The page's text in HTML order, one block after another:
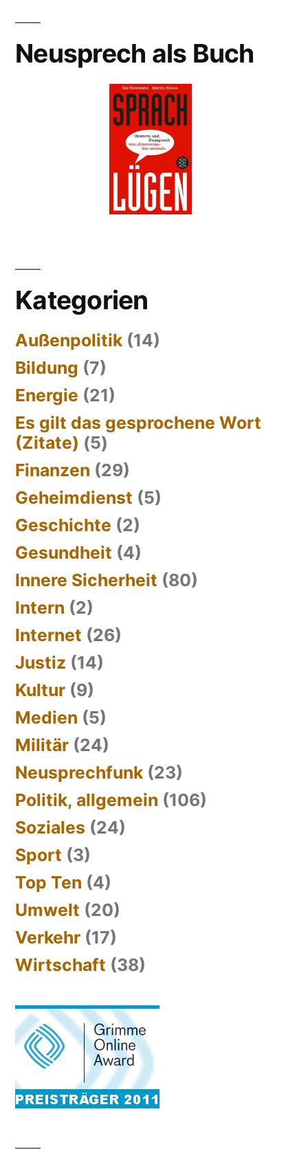
Neusprech als Buch
Kategorien
Außenpolitik (14)
Bildung (7)
Energie (21)
Es gilt das gesprochene Wort
(Zitate) (5)
Finanzen (29)
Geheimdienst (5)
Geschichte (2)
Gesundheit (4)
Innere Sicherheit (80)
Intern (2)
Internet (26)
Justiz (14)
Kultur (9)
Medien (5)
Militär (24)
Neusprechfunk (23)
Politik, allgemein (106)
Soziales (24)
Sport (3)
Top Ten (4)
Umwelt (20)
Verkehr (17)
Wirtschaft (38)